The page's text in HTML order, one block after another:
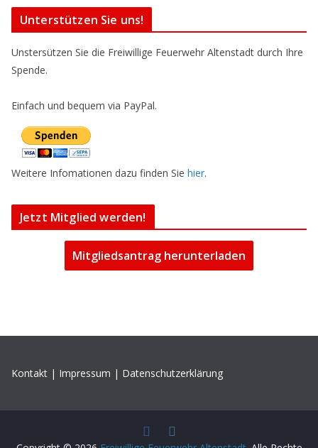
Unterstützen Sie uns!
Unstersützen Sie die Freiwillige Feuerwehr Altenstadt durch Ihre
Spende.
Einfach und bequem via PayPal.
Weitere Infomationen dazu finden Sie hier.
Jetzt Mitglied werden!
Mitgliedsantrag herunterladen
Kontakt | Impressum | Datenschutzerklärung